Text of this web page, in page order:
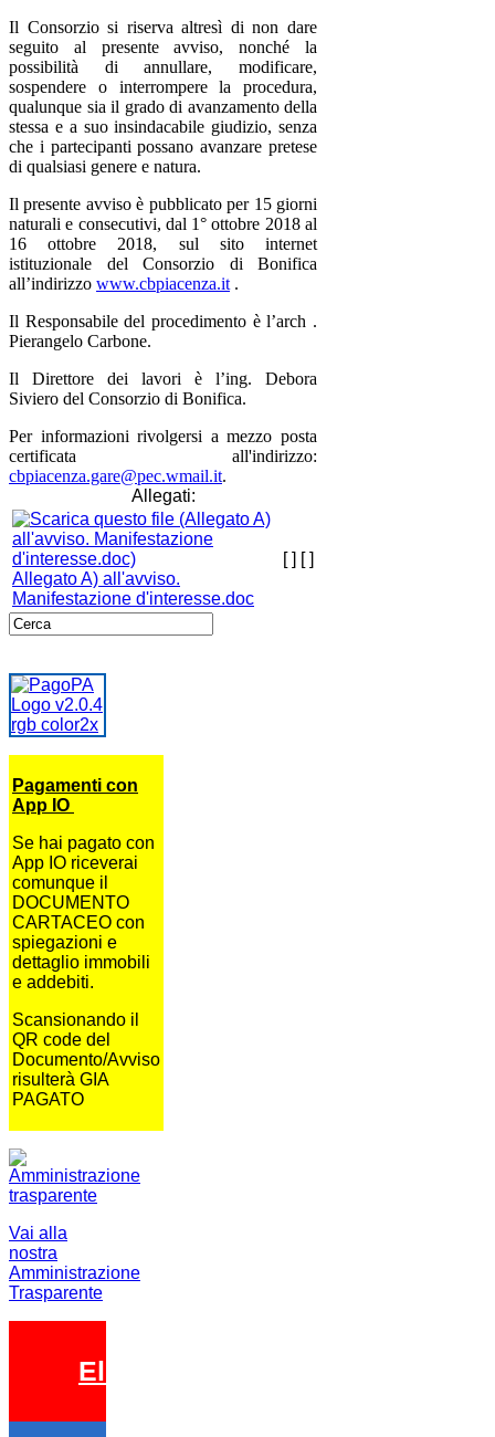
Il Consorzio si riserva altresì di non dare
seguito al presente avviso, nonché la
possibilità di annullare, modificare,
sospendere o interrompere la procedura,
qualunque sia il grado di avanzamento della
stessa e a suo insindacabile giudizio, senza
che i partecipanti possano avanzare pretese
di qualsiasi genere e natura.
Il presente avviso è pubblicato per 15 giorni
naturali e consecutivi, dal 1° ottobre 2018 al
16 ottobre 2018, sul sito internet
istituzionale del Consorzio di Bonifica
all’indirizzo www.cbpiacenza.it .
Il Responsabile del procedimento è l’arch .
Pierangelo Carbone.
Il Direttore dei lavori è l’ing. Debora
Siviero del Consorzio di Bonifica.
Per informazioni rivolgersi a mezzo posta
certificata all'indirizzo:
cbpiacenza.gare@pec.wmail.it.
Allegati:
Allegato A) all'avviso.
Manifestazione d'interesse.doc
[ ] [ ]
Pagamenti con
App IO
Se hai pagato con
App IO riceverai
comunque il
DOCUMENTO
CARTACEO con
spiegazioni e
dettaglio immobili
e addebiti.
Scansionando il
QR code del
Documento/Avviso
risulterà GIA
PAGATO
Vai alla
nostra
Amministrazione
Trasparente
Elezioni 2026